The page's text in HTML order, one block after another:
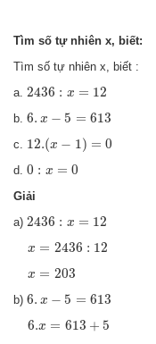
Tìm số tự nhiên x, biết:
Tìm số tự nhiên x, biết :
a. 2436 : x = 12
2436
b. 6. x − 5 = 613
6 =613
c. 12.(x − 1) = 0
12. ( =0
d. 0 : x = 0
0
Giải
a) 2436 : x = 12
2436
x = 2436 : 12
2436:12
x = 203
203
b) 6. x − 5 = 613
6 =613
6.x = 613 + 5
6. 613+5